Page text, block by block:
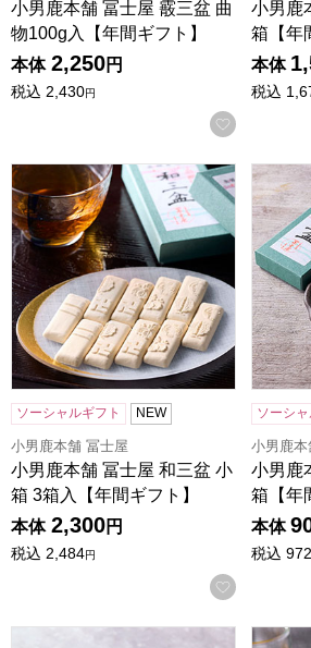
小男鹿本舗 冨士屋 霰三盆 曲
物100g入【年間ギフト】
本体 2,250円
税込 2,430円
お気に入
小男鹿
箱【年
本体
税込
小男鹿本舗 冨士屋 和三盆 小箱 3箱入
ソーシャルギフト NEW
小男鹿本舗 冨士屋
小男鹿本舗 冨士屋 和三盆 小
箱 3箱入【年間ギフト】
本体 2,300円
税込 2,484円
お気に入
小男鹿
ソーシャ
小男鹿本
小男鹿
箱【年
本体
税込 972
小男鹿本舗 冨士屋 小男鹿 1本入【年
小男鹿